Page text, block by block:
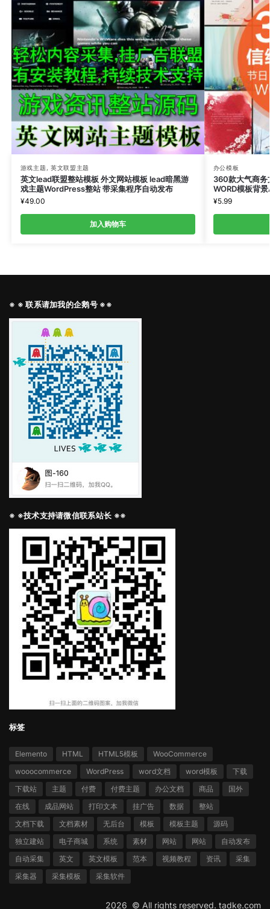
游戏主题 , 英文联盟主题
英文lead联盟整站模板 外文网站模板 lead暗黑游
戏主题WordPress整站 带采集程序自动发布
¥49.00
加入购物车
办公模板
360款大气商务
WORD模板背
¥5.99
※ ※ 联系请加我的企鹅号 ※※
※ ※技术支持请微信联系站长 ※※
标签
Elemento HTML HTML5模板
WooCommerce
wooocommerce
WordPress word文档 word模板
下载
下载站
主题 付费 付费主题 办公文档 商品
国外
在线
成品网站 打印文本 挂广告 数据
整站
文档下载
文档素材 无后台 模板 模板主题
源码
独立建站
电子商城 系统 素材 网站 网站
自动发布
自动采集
英文 英文模板 范本 视频教程 资讯
采集
采集器
采集模板 采集软件
2026 © All rights reserved. tadke.com